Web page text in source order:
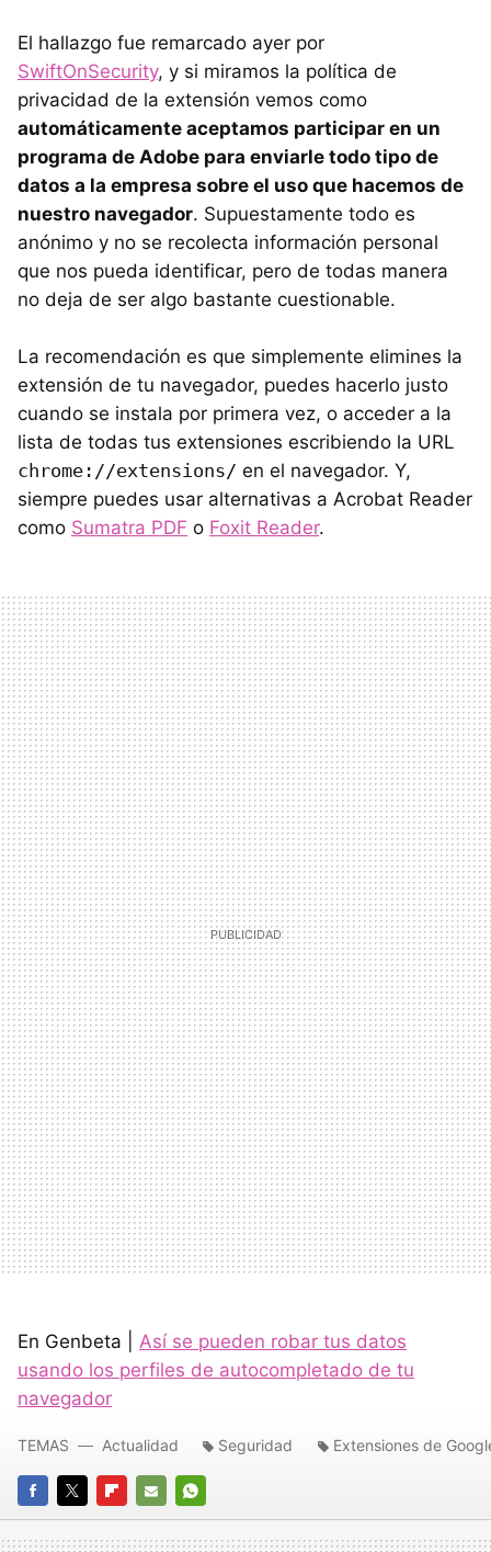
El hallazgo fue remarcado ayer por
SwiftOnSecurity, y si miramos la política de
privacidad de la extensión vemos como
automáticamente aceptamos participar en un
programa de Adobe para enviarle todo tipo de
datos a la empresa sobre el uso que hacemos de
nuestro navegador. Supuestamente todo es
anónimo y no se recolecta información personal
que nos pueda identificar, pero de todas manera
no deja de ser algo bastante cuestionable.
La recomendación es que simplemente elimines la
extensión de tu navegador, puedes hacerlo justo
cuando se instala por primera vez, o acceder a la
lista de todas tus extensiones escribiendo la URL
chrome://extensions/ en el navegador. Y,
siempre puedes usar alternativas a Acrobat Reader
como Sumatra PDF o Foxit Reader.
En Genbeta | Así se pueden robar tus datos
usando los perfiles de autocompletado de tu
navegador
FACEBOOK
TWITTERFLIPBOARD
E-
WHATSAPP
TEMAS Actualidad Seguridad Extensiones de